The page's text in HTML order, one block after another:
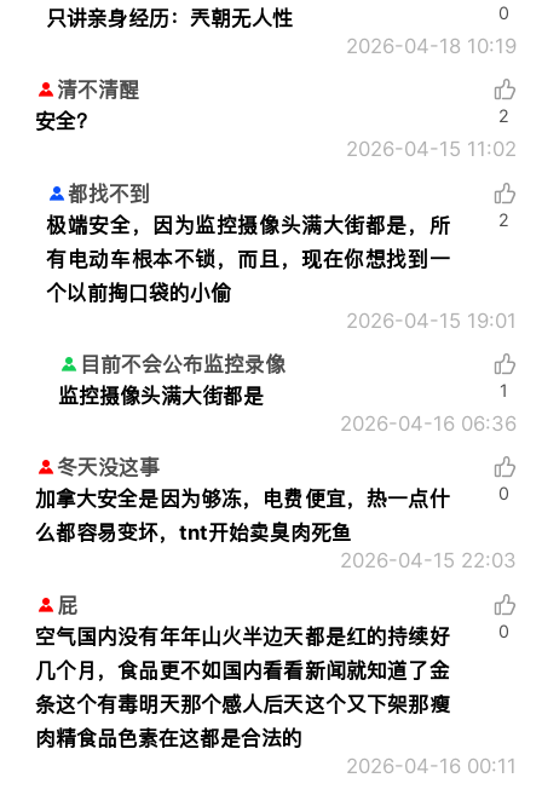
只讲亲身经历：兲朝无人性
2026-04-18 10:19
0
清不清醒
安全？
2026-04-15 11:02
2
都找不到
极端安全，因为监控摄像头满大街都是，所
有电动车根本不锁，而且，现在你想找到一
个以前掏口袋的小偷
2026-04-15 19:01
2
目前不会公布监控录像
监控摄像头满大街都是
2026-04-16 06:36
1
冬天没这事
加拿大安全是因为够冻，电费便宜，热一点什
么都容易变坏，tnt开始卖臭肉死鱼
2026-04-15 22:03
0
屁
空气国内没有年年山火半边天都是红的持续好
几个月，食品更不如国内看看新闻就知道了金
条这个有毒明天那个感人后天这个又下架那瘦
肉精食品色素在这都是合法的
2026-04-16 00:11
0